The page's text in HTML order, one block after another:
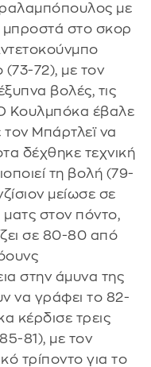
με
μπροστά στο σκορ
72), με τον
βολές, τις
Κουλμπόκα έβαλε
Μπάρτλεϊ να
δέχθηκε τεχνική
τη βολή (79-
μείωσε σε
στον πόντο,
σε 80-80 από
στην άμυνα της
να γράφει το 82-
κέρδισε τρεις
81), με τον
τρίποντο για το